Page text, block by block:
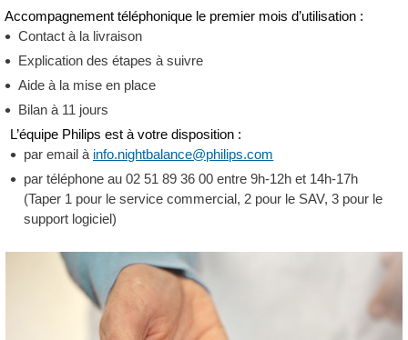
Accompagnement téléphonique le premier mois d’utilisation :
Contact à la livraison
Explication des étapes à suivre
Aide à la mise en place
Bilan à 11 jours
L’équipe Philips est à votre disposition :
par email à info.nightbalance@philips.com
par téléphone au 02 51 89 36 00 entre 9h-12h et 14h-17h
(Taper 1 pour le service commercial, 2 pour le SAV, 3 pour le
support logiciel)